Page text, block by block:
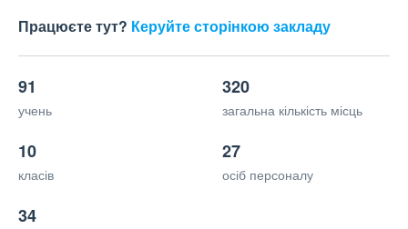
Працюєте тут? Керуйте сторінкою закладу
91
учень
320
загальна кількість місць
10
класів
27
осіб персоналу
34